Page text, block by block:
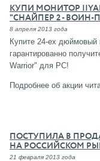
КУПИ МОНИТОР
"СНАЙПЕР 2 - ВОИН-
8 апреля 2013 года
Купите 24-ех
гарантированно
Warrior" для PC!
Подробнее об акции
ПОСТУПИЛА В
НА РОССИЙСКОМ
21 февраля 2013 года